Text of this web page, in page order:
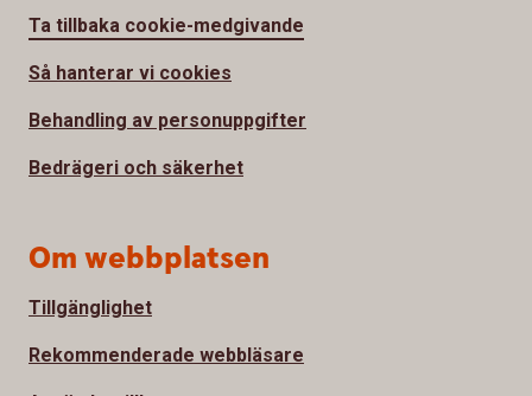
Ta tillbaka cookie-medgivande
Så hanterar vi cookies
Behandling av personuppgifter
Bedrägeri och säkerhet
Om webbplatsen
Tillgänglighet
Rekommenderade webbläsare